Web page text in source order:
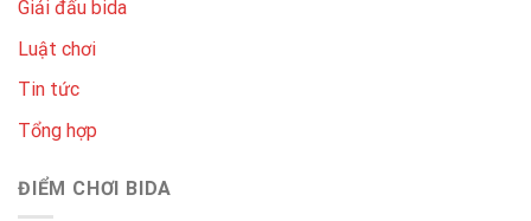
Giải đấu bida
Luật chơi
Tin tức
Tổng hợp
ĐIỂM CHƠI BIDA